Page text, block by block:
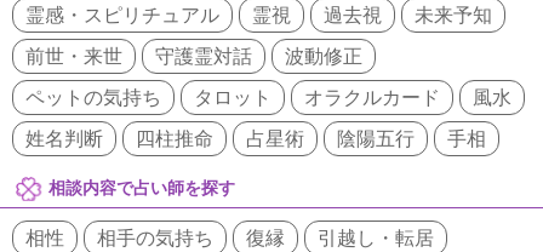
霊感・スピリチュアル 霊視 過去視
未来予知
前世・来世
守護霊対話
波動修正
ペットの気持ち
タロット オラクルカード
風水
姓名判断
四柱推命 占星術 陰陽五行 手相
相談内容で占い師を探す
相性 相手の気持ち 復縁
引越し・転居